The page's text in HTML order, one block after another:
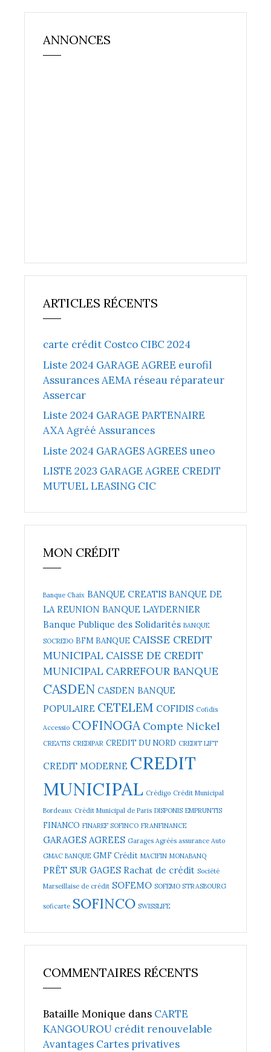
ANNONCES
ARTICLES RÉCENTS
carte crédit Costco CIBC 2024
Liste 2024 GARAGE AGREE eurofil
Assurances AEMA réseau réparateur
Assercar
Liste 2024 GARAGE PARTENAIRE
AXA Agréé Assurances
Liste 2024 GARAGES AGREES uneo
LISTE 2023 GARAGE AGREE CREDIT
MUTUEL LEASING CIC
MON CRÉDIT
Banque Chaix BANQUE CREATIS BANQUE DE
LA REUNION BANQUE LAYDERNIER
Banque Publique des Solidarités BANQUE
SOCREDO BFM BANQUE CAISSE CREDIT
MUNICIPAL CAISSE DE CREDIT
MUNICIPAL CARREFOUR BANQUE
CASDEN CASDEN BANQUE
POPULAIRE CETELEM COFIDIS Cofidis
Accessio COFINOGA Compte Nickel
CREATIS CREDIPAR CREDIT DU NORD CREDIT LIFT
CREDIT MODERNE CREDIT
MUNICIPAL Crédigo Crédit Municipal
Bordeaux Crédit Municipal de Paris DISPONIS EMPRUNTIS
FINANCO FINAREF SOFINCO FRANFINANCE
GARAGES AGREES Garages Agréés assurance Auto
GMAC BANQUE GMF Crédit MACIFIN MONABANQ
PRËT SUR GAGES Rachat de crédit Société
Marseillaise de crédit SOFEMO SOFEMO STRASBOURG
soficarte SOFINCO SWISSLIFE
COMMENTAIRES RÉCENTS
Bataille Monique dans CARTE
KANGOUROU crédit renouvelable
Avantages Cartes privatives